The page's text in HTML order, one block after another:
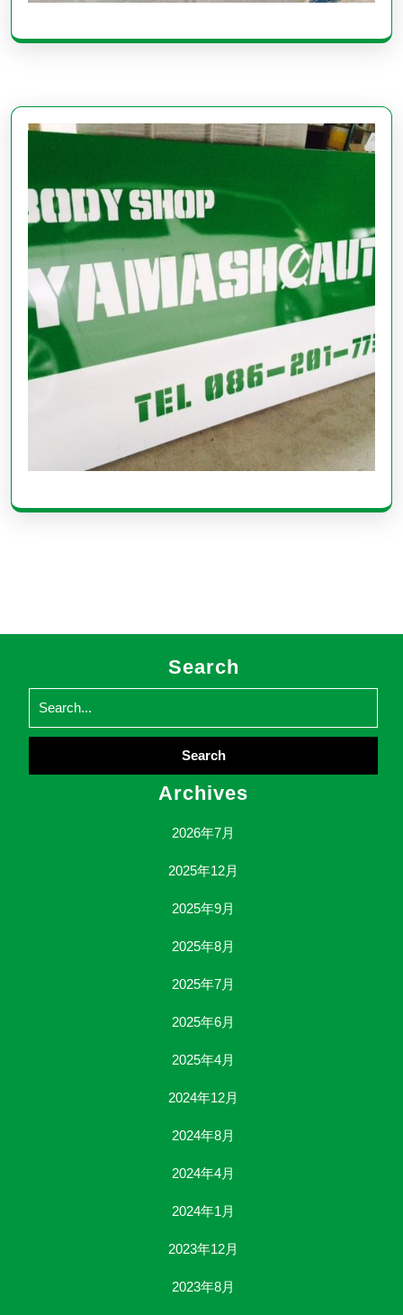
Search
for:
Archives
2026年7月
2025年12月
2025年9月
2025年8月
2025年7月
2025年6月
2025年4月
2024年12月
2024年8月
2024年4月
2024年1月
2023年12月
2023年8月